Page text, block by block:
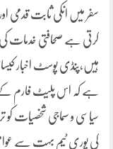
سفر میں انکی ثابت قدمی
کرتی ہے صحافتی خدمات کی
ہیں،پنڈی پوسٹ اخبار
ہے کہ اس پلیٹ فارم کے
سیاسی و سماجی شخصیات
کی پوری ٹیم بہت سے عوامی